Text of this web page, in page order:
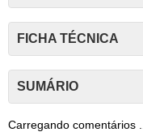
FICHA TÉCNICA
SUMÁRIO
Carregando comentários ...